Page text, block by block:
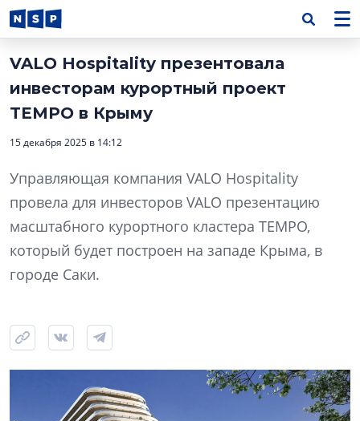
VALO Hospitality презентовала
инвесторам курортный проект
TEMPO в Крыму
15 декабря 2025 в 14:12
Управляющая компания VALO Hospitality
провела для инвесторов VALO презентацию
масштабного курортного кластера TEMPO,
который будет построен на западе Крыма, в
городе Саки.